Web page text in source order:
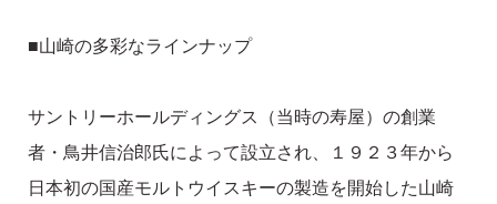
■山崎の多彩なラインナップ
サントリーホールディングス（当時の寿屋）の創業
者・鳥井信治郎氏によって設立され、１９２３年から
日本初の国産モルトウイスキーの製造を開始した山崎